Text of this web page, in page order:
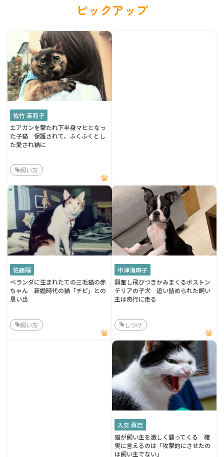
ピックアップ
佐竹 茉莉子
エアガンを撃たれ下半身マヒとなっ
た子猫 保護されて、ふくふくとし
た愛され猫に
飼い方
佐藤陽
ベランダに生まれたての三毛猫の赤
ちゃん 新婚時代の猫「チビ」との
思い出
飼い方
中津海麻子
興奮し飛びつきかみまくるボストン
テリアの子犬 追い詰められた飼い
主は奇行に走る
しつけ
入交 眞巳
猫が飼い主を激しく襲ってくる 確
実に言えるのは「攻撃的にさせたの
は飼い主でない」